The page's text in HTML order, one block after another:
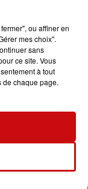
et Sandrine
Ils relaient
grâce à nous
ou affiner en
mes choix".
sans
ce site. Vous
à tout
de chaque page.